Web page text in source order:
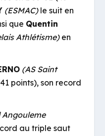
(ESMAC)le suit en
que Quentin
Athlétisme)en
(AS Saint
points), son record
Angouleme
au triple saut